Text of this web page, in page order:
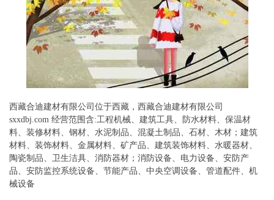
西藏合迪建材有限公司位于西藏，西藏合迪建材有限公司
sxxdbj.com 经营范围含:工程机械、建筑工具、防水材料、保温材
料、装修材料、钢材、水泥制品、混凝土制品、石材、木材；建筑
材料、装饰材料、金属材料、矿产品、建筑装饰材料、水暖器材、
陶瓷制品、卫生洁具、消防器材；消防设备、电力设备、安防产
品、安防监控系统设备、节能产品、中央空调设备、管道配件、机
械设备